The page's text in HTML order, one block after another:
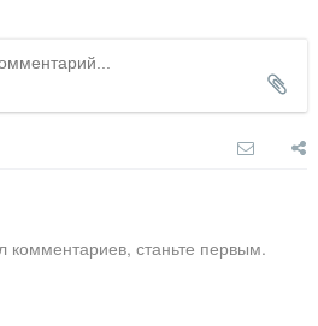
комментариев, станьте первым.